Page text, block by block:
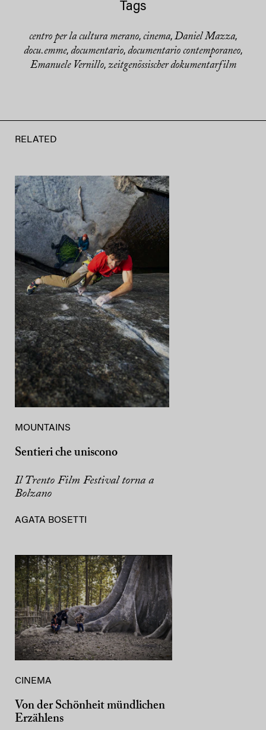
Tags
centro per la cultura merano, cinema, Daniel Mazza,
docu.emme, documentario, documentario contemporaneo,
Emanuele Vernillo, zeitgenössischer dokumentarfilm
RELATED
MOUNTAINS
Sentieri che uniscono
Il Trento Film Festival torna a
Bolzano
AGATA BOSETTI
CINEMA
Von der Schönheit mündlichen
Erzählens